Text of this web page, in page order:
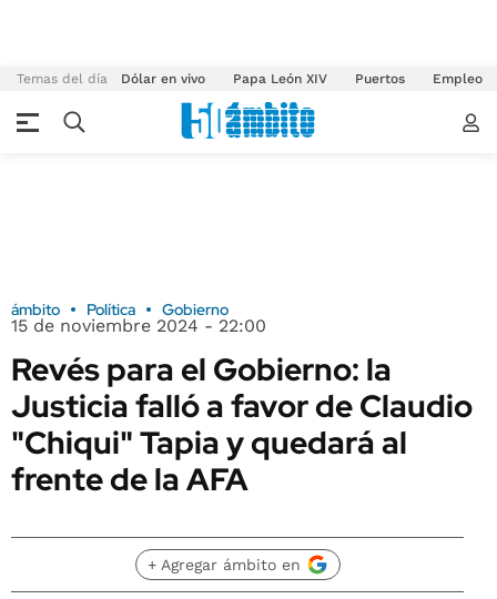
Temas del día Dólar en vivo Papa León XIV Puertos Empleo
ámbito Política Gobierno
15 de noviembre 2024 - 22:00
Revés para el Gobierno: la
Justicia falló a favor de Claudio
"Chiqui" Tapia y quedará al
frente de la AFA
+ Agregar ámbito en